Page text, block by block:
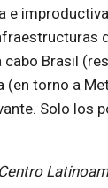
e
Brasil
(en torno a
Solo los